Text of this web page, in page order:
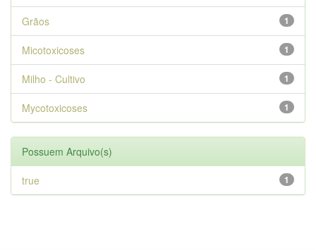
1
Grãos
1
Micotoxicoses
1
Milho - Cultivo
1
Mycotoxicoses
Possuem Arquivo(s)
1
true